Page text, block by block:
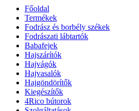
Főoldal
Termékek
Fodrász és borbély székek
Fodrászati lábtartók
Babafejek
Hajszárítók
Hajvágók
Hajvasalók
Hajgöndörítők
Kiegészítők
4Rico bútorok